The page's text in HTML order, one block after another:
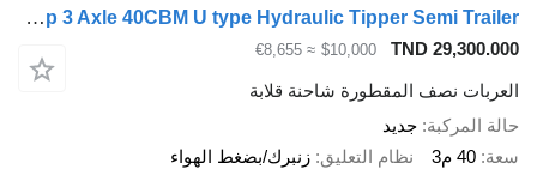
ZW Group 3 Axle 40CBM U type Hydraulic Tipper Semi Trailer
TND
$10,000
≈ €8,655
نصف المقطورة شاحنة قلابة
جديد
40 م3 نظام التعليق زنبرك/بضغط الهواء